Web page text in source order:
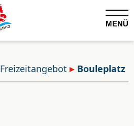
MENÜ
Freizeitangebot Bouleplatz